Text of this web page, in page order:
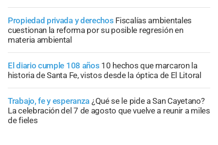
Propiedad privada y derechos Fiscalías ambientales
cuestionan la reforma por su posible regresión en
materia ambiental
El diario cumple 108 años 10 hechos que marcaron la
historia de Santa Fe, vistos desde la óptica de El Litoral
Trabajo, fe y esperanza ¿Qué se le pide a San Cayetano?
La celebración del 7 de agosto que vuelve a reunir a miles
de fieles